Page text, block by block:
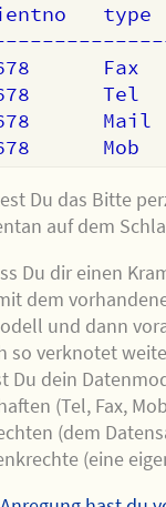
type
Fax
Tel
Mail
Du das Bitte
auf dem
Du dir einen
dem
und dann
so verknotet
Du dein
(Tel, Fax,
(dem
(eine